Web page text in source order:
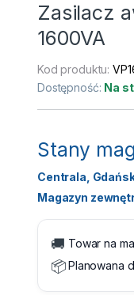
Zasilacz
1600VA
Kod produktu:
Dostępność: Na
Stany
Centrala,
Magazyn
🚚 Towar na
📦Planowana